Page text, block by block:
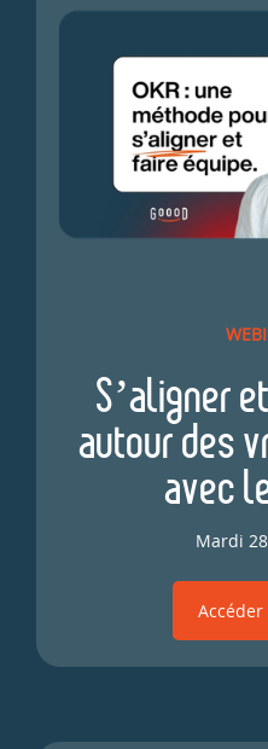
S’aligner
autour des
avec
Mardi